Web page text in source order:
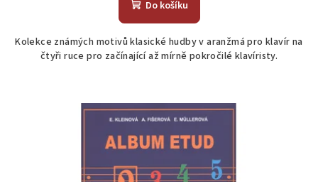
z
5
Do košíku
Kolekce známých motivů klasické hudby v aranžmá pro klavír na
čtyři ruce pro začínající až mírně pokročilé klavíristy.